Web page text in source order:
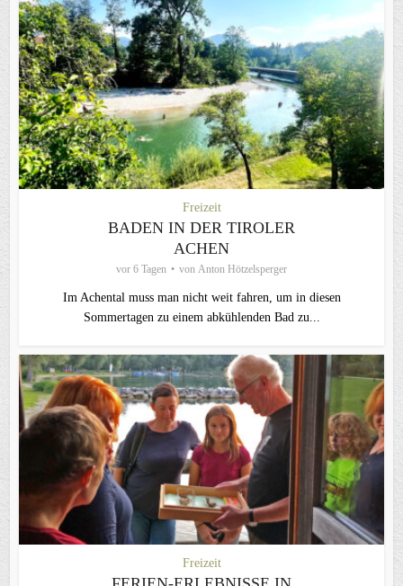
Freizeit
BADEN IN DER TIROLER
ACHEN
vor 6 Tagen von Anton Hötzelsperger
Im Achental muss man nicht weit fahren, um in diesen
Sommertagen zu einem abkühlenden Bad zu...
Freizeit